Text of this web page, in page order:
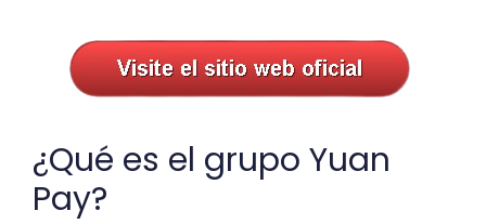
¿Qué es el grupo Yuan
Pay?